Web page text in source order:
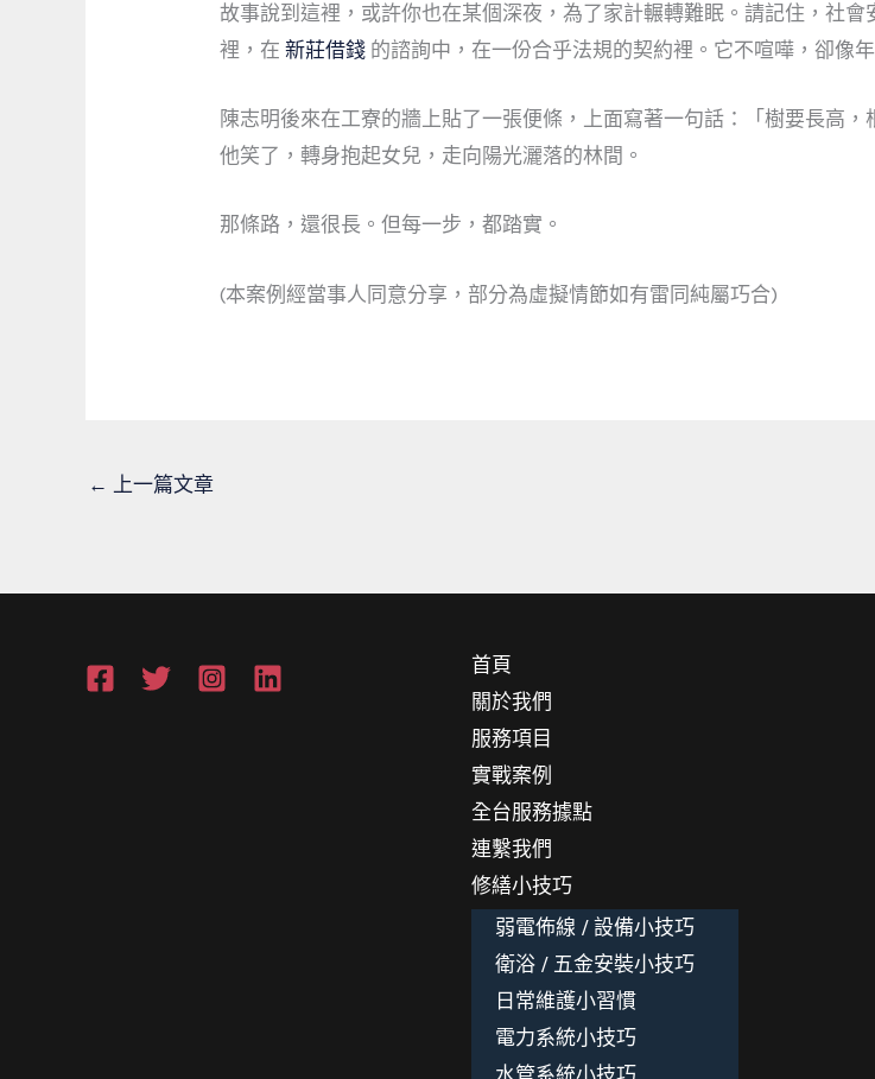
故事說到這裡，或許你也在某個深夜，為了家計輾轉難眠。請記住，社
裡，在新莊借錢 的諮詢中，在一份合乎法規的契約裡。它不喧嘩，卻像
陳志明後來在工寮的牆上貼了一張便條，上面寫著一句話：「樹要長高
他笑了，轉身抱起女兒，走向陽光灑落的林間。
那條路，還很長。但每一步，都踏實。
(本案例經當事人同意分享，部分為虛擬情節如有雷同純屬巧合)
← 上一篇文章
首頁
關於我們
服務項目
實戰案例
全台服務據點
連繫我們
修繕小技巧
弱電佈線 / 設備小技巧
衛浴 / 五金安裝小技巧
日常維護小習慣
電力系統小技巧